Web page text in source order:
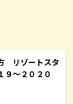
リゾートスタ
～２０２０